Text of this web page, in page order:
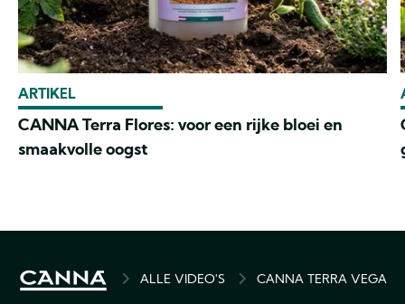
ARTIKEL
CANNA Terra Flores: voor een rijke bloei en
smaakvolle oogst
BREADCRUMBALLE VIDEO'S CANNA TERRA VEGA